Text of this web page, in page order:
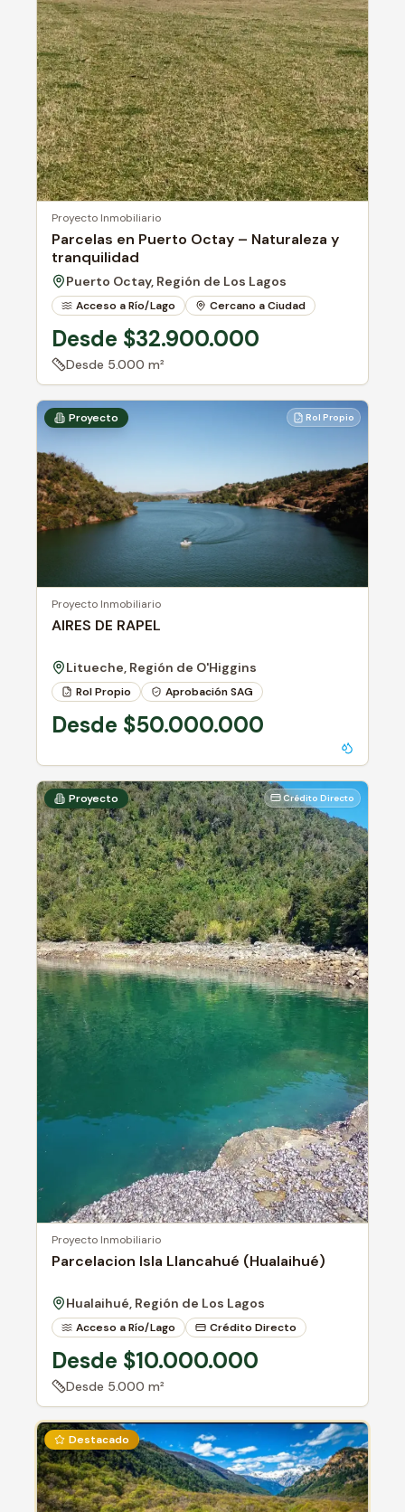
Proyecto Inmobiliario
Parcelas en Puerto Octay – Naturaleza y
tranquilidad
Puerto Octay, Región de Los Lagos
Acceso a Río/Lago
Cercano a Ciudad
Rol Propio
Desde $32.900.000
Desde 5.000 m²
Proyecto Rol Propio
Proyecto Inmobiliario
AIRES DE RAPEL
Litueche, Región de O'Higgins
Rol Propio
Aprobación SAG
Inscrito en CBR
Desde $50.000.000
Proyecto Crédito Directo
Proyecto Inmobiliario
Parcelacion Isla Llancahué (Hualaihué)
Hualaihué, Región de Los Lagos
Acceso a Río/Lago Crédito Directo
Desde $10.000.000
Desde 5.000 m²
Destacado